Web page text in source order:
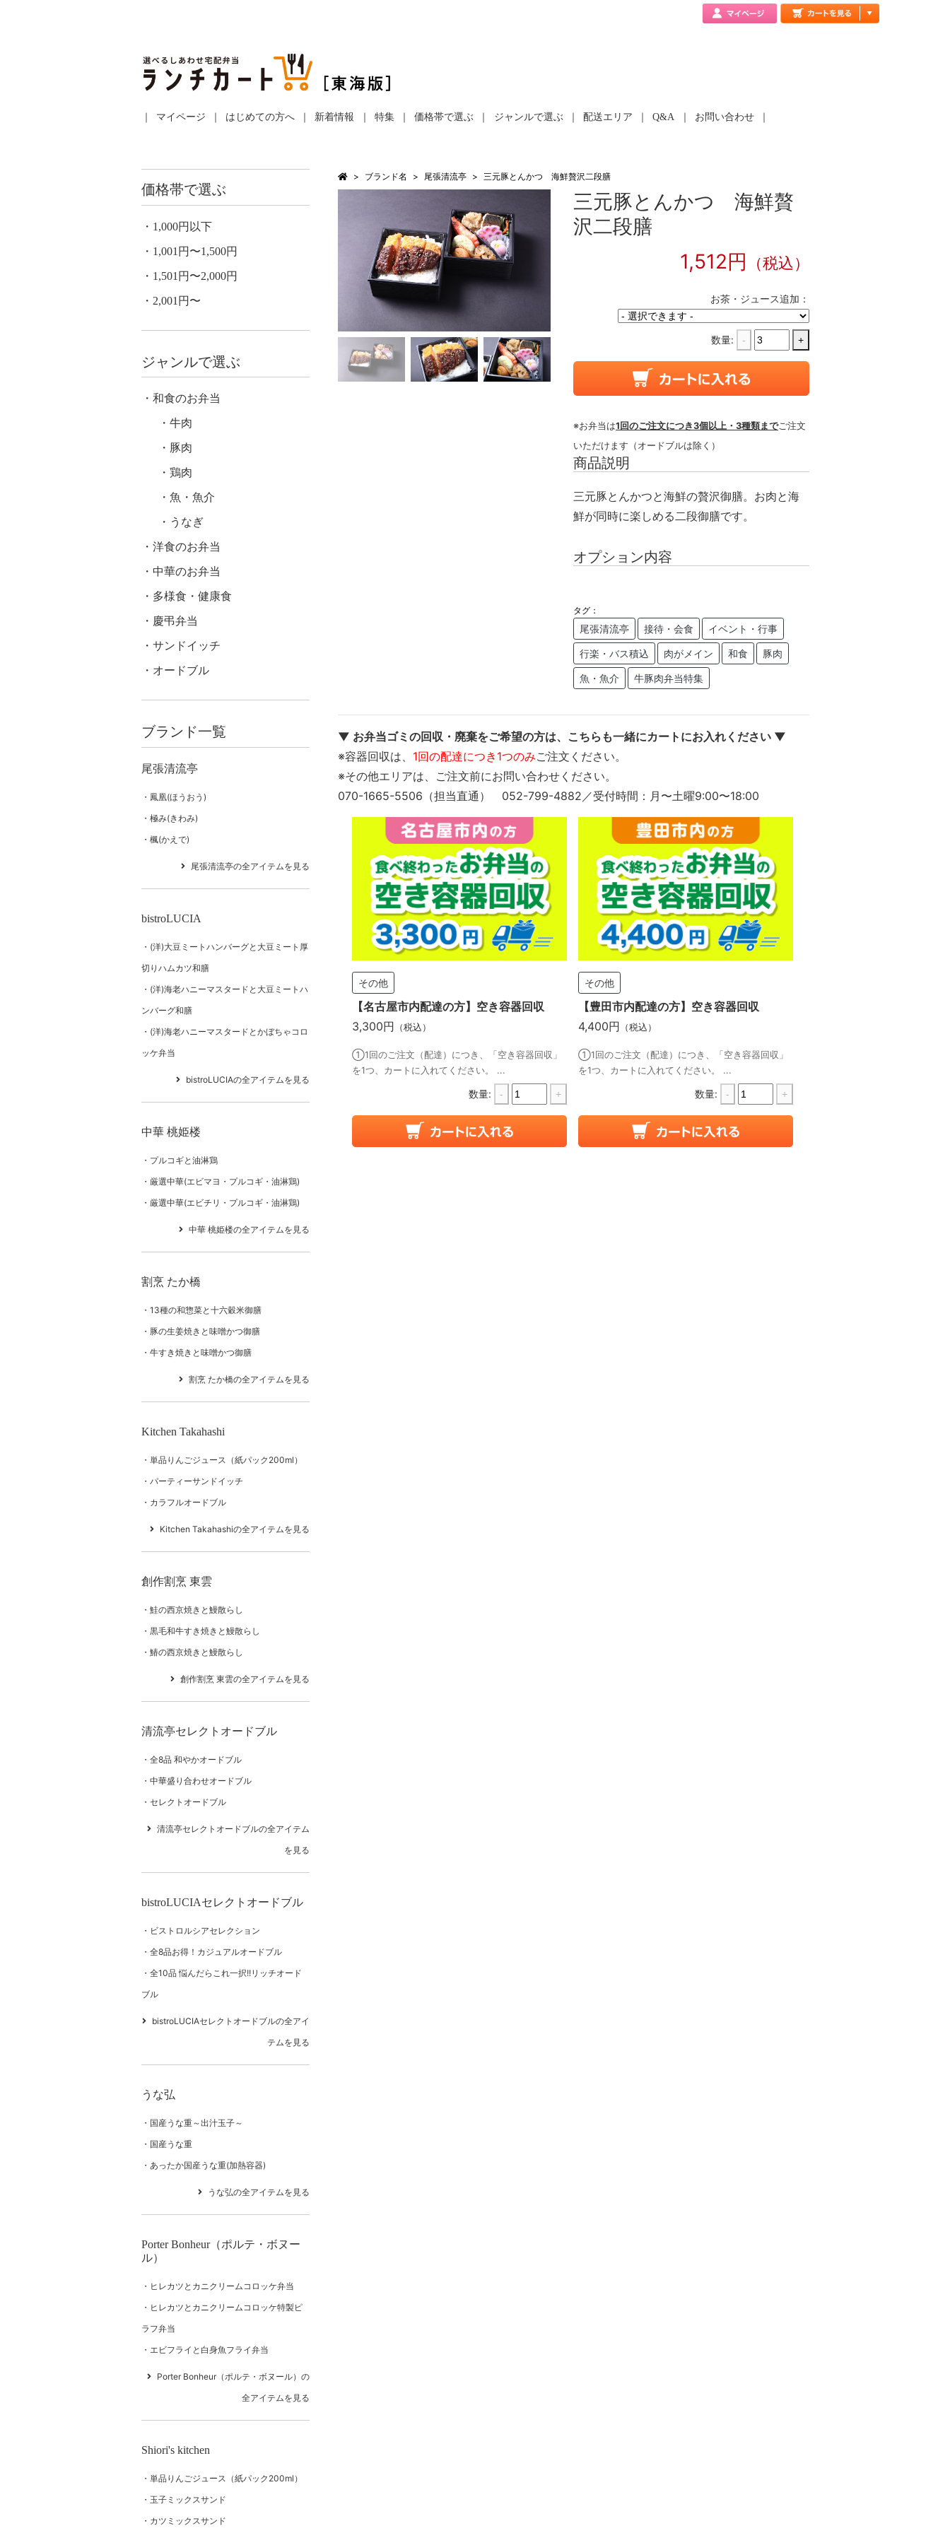
マイページ はじめての方へ 新着情報 特集 価格帯で選ぶ ジャンルで選ぶ 配送エリア Q&A お問い合わせ
ブランド名 尾張清流亭 三元豚とんかつ 海鮮贅沢二段膳
三元豚とんかつ 海鮮贅
沢二段膳
1,512円 （税込）
お茶・ジュース追加：
数量: - +
※お弁当は1回のご注文につき3個以上・3種類までご注文
いただけます（オードブルは除く）
商品説明
三元豚とんかつと海鮮の贅沢御膳。お肉と海
鮮が同時に楽しめる二段御膳です。
オプション内容
タグ：
尾張清流亭 接待・会食 イベント・行事
行楽・バス積込 肉がメイン 和食 豚肉
魚・魚介 牛豚肉弁当特集
▼ お弁当ゴミの回収・廃棄をご希望の方は、こちらも一緒にカートにお入れください ▼
※容器回収は、 1回の配達につき1つのみご注文ください。
※その他エリアは、ご注文前にお問い合わせください。
070-1665-5506（担当直通） 052-799-4882／受付時間：月〜土曜9:00〜18:00
その他
【名古屋市内配達の方】空き容器回収
3,300円 （税込）
①1回のご注文（配達）につき、「空き容器回収」
を1つ、カートに入れてください。 ...
数量: - +
その他
【豊田市内配達の方】空き容器回収
4,400円 （税込）
①1回のご注文（配達）につき、「空き容器回収」
を1つ、カートに入れてください。 ...
数量: - +
価格帯で選ぶ
1,000円以下
1,001円〜1,500円
1,501円〜2,000円
2,001円〜
ジャンルで選ぶ
和食のお弁当
牛肉
豚肉
鶏肉
魚・魚介
うなぎ
洋食のお弁当
中華のお弁当
多様食・健康食
慶弔弁当
サンドイッチ
オードブル
ブランド一覧
尾張清流亭
鳳凰(ほうおう)
極み(きわみ)
楓(かえで)
尾張清流亭の全アイテムを見る
bistroLUCIA
(洋)大豆ミートハンバーグと大豆ミート厚
切りハムカツ和膳
(洋)海老ハニーマスタードと大豆ミートハ
ンバーグ和膳
(洋)海老ハニーマスタードとかぼちゃコロ
ッケ弁当
bistroLUCIAの全アイテムを見る
中華 桃姫楼
プルコギと油淋鶏
厳選中華(エビマヨ・プルコギ・油淋鶏)
厳選中華(エビチリ・プルコギ・油淋鶏)
中華 桃姫楼の全アイテムを見る
割烹 たか橋
13種の和惣菜と十六穀米御膳
豚の生姜焼きと味噌かつ御膳
牛すき焼きと味噌かつ御膳
割烹 たか橋の全アイテムを見る
Kitchen Takahashi
単品りんごジュース（紙パック200ml）
パーティーサンドイッチ
カラフルオードブル
Kitchen Takahashiの全アイテムを見る
創作割烹 東雲
鮭の西京焼きと鰻散らし
黒毛和牛すき焼きと鰻散らし
鰆の西京焼きと鰻散らし
創作割烹 東雲の全アイテムを見る
清流亭セレクトオードブル
全8品 和やかオードブル
中華盛り合わせオードブル
セレクトオードブル
清流亭セレクトオードブルの全アイテム
を見る
bistroLUCIAセレクトオードブル
ビストロルシアセレクション
全8品お得！カジュアルオードブル
全10品 悩んだらこれ一択!!リッチオード
ブル
bistroLUCIAセレクトオードブルの全アイ
テムを見る
うな弘
国産うな重～出汁玉子～
国産うな重
あったか国産うな重(加熱容器)
うな弘の全アイテムを見る
Porter Bonheur（ポルテ・ボヌー
ル）
ヒレカツとカニクリームコロッケ弁当
ヒレカツとカニクリームコロッケ特製ピ
ラフ弁当
エビフライと白身魚フライ弁当
Porter Bonheur（ポルテ・ボヌール）の
全アイテムを見る
Shiori's kitchen
単品りんごジュース（紙パック200ml）
玉子ミックスサンド
カツミックスサンド